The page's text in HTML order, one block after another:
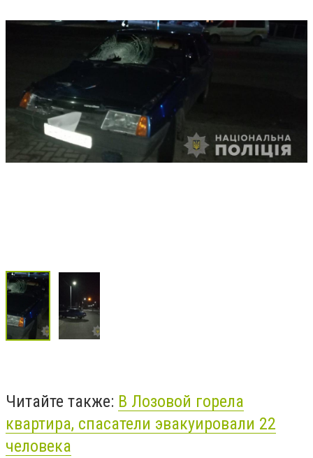
Читайте также: В Лозовой горела
квартира, спасатели эвакуировали 22
человека